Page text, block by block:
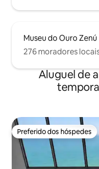
Museu do Ouro Zenú
276 moradores
Aluguel de
Preferido dos hóspedes
Preferido dos hóspedes